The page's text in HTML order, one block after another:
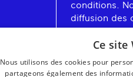
conditions.
diffusion des
Ce site
Nous utilisons des cookies pour
partageons également des